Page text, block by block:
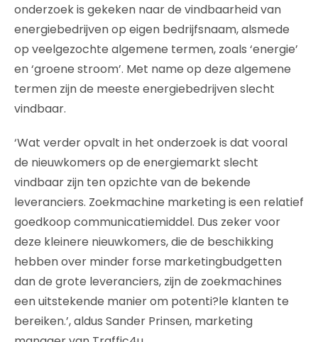
onderzoek is gekeken naar de vindbaarheid van
energiebedrijven op eigen bedrijfsnaam, alsmede
op veelgezochte algemene termen, zoals ‘energie’
en ‘groene stroom’. Met name op deze algemene
termen zijn de meeste energiebedrijven slecht
vindbaar.
‘Wat verder opvalt in het onderzoek is dat vooral
de nieuwkomers op de energiemarkt slecht
vindbaar zijn ten opzichte van de bekende
leveranciers. Zoekmachine marketing is een relatief
goedkoop communicatiemiddel. Dus zeker voor
deze kleinere nieuwkomers, die de beschikking
hebben over minder forse marketingbudgetten
dan de grote leveranciers, zijn de zoekmachines
een uitstekende manier om potenti?le klanten te
bereiken.’, aldus Sander Prinsen, marketing